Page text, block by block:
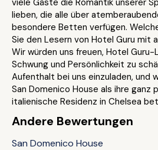
viele Gäste die Romantik unserer
lieben, die alle über
besondere Betten verfügen.
Sie den Lesern von Hotel Guru mit
Wir würden uns freuen, Hotel
Schwung und Persönlichkeit zu
Aufenthalt bei uns einzuladen, und
San Domenico House als ihre ganz
italienische Residenz in Chelsea
Andere Bewertungen
San Domenico House